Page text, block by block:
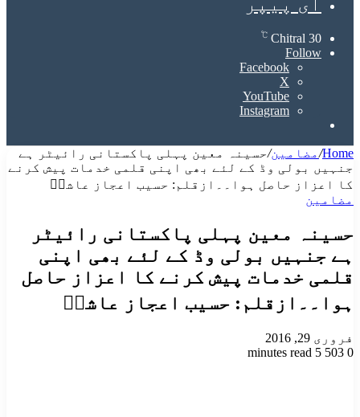
Chitral 30
℃
Follow
Facebook
X
YouTube
Instagram
Home
/مضامین/حسینہ معین پہلی پاکستانی رائیٹر ہے
جنہیں بولی وڈ کے لئے بھی اپنی قلمی خدمات پیش کرنے
کا اعزاز حاصل ہوا۔۔ازقلم: حسیب اعجاز عاشرؔ
مضامین
حسینہ معین پہلی پاکستانی رائیٹر
ہے جنہیں بولی وڈ کے لئے بھی اپنی
قلمی خدمات پیش کرنے کا اعزاز حاصل
ہوا۔۔ازقلم: حسیب اعجاز عاشرؔ
فروری 29, 2016
0
5 minutes read